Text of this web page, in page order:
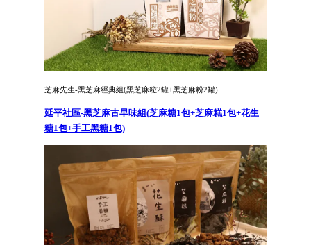
芝麻先生-黑芝麻經典組(黑芝麻粒2罐+黑芝麻粉2罐)
延平社區-黑芝麻古早味組(芝麻糖1包+芝麻糕1包+花生
糖1包+手工黑糖1包)